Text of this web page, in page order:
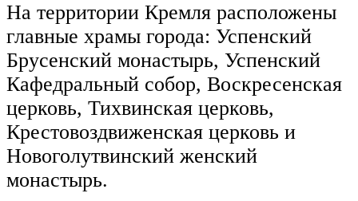
На территории Кремля расположены
главные храмы города: Успенский
Брусенский монастырь, Успенский
Кафедральный собор, Воскресенская
церковь, Тихвинская церковь,
Крестовоздвиженская церковь и
Новоголутвинский женский
монастырь.